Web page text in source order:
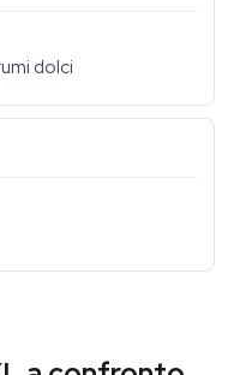
dolci